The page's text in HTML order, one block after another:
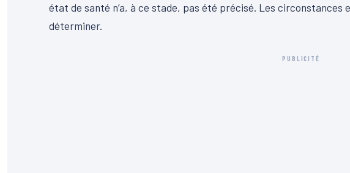
état de santé n’a, à ce stade, pas été précisé. Les
déterminer.
PUBLICITÉ